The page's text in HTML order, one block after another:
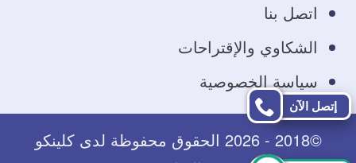
اتصل بنا
الشكاوي والإقتراحات
سياسة الخصوصية
©2018 - 2026 الحقوق محفوظة لدى كلينكو
إتصل الآن